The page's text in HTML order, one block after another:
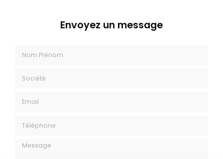
Envoyez un message
Message